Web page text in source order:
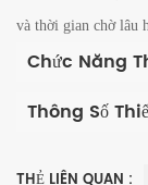
và thời gian chờ lâu
Chức Năng
Thông Số
THẺ LIÊN QUAN :